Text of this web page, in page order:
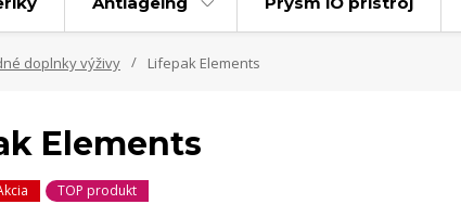
doplnky výživy Lifepak Elements
Elements
TOP produkt